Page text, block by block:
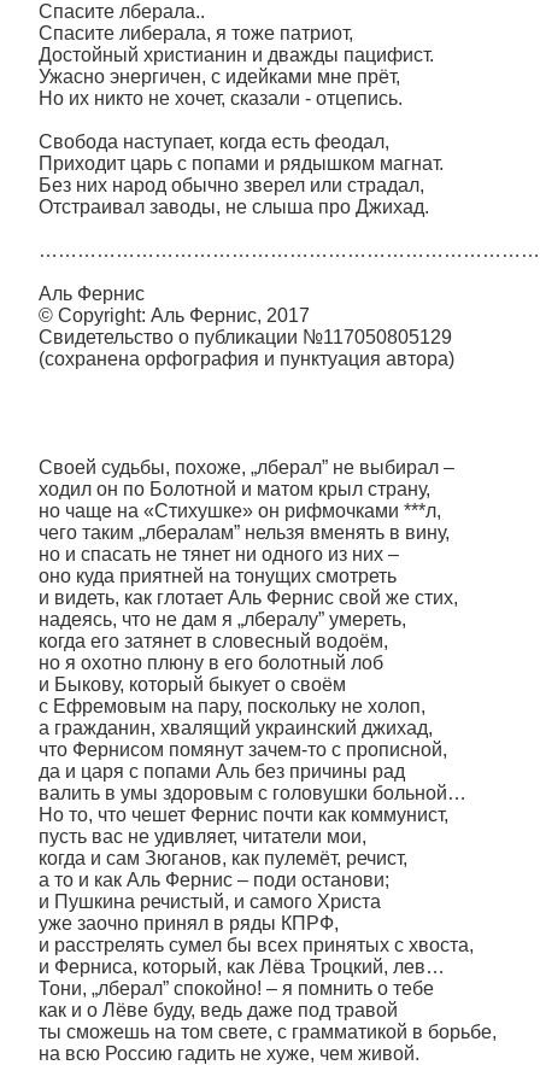
Спасите лберала..
Спасите либерала, я тоже патриот,
Достойный христианин и дважды пацифист.
Ужасно энергичен, с идейками мне прёт,
Но их никто не хочет, сказали - отцепись.
Свобода наступает, когда есть феодал,
Приходит царь с попами и рядышком магнат.
Без них народ обычно зверел или страдал,
Отстраивал заводы, не слыша про Джихад.
Аль Фернис
© Copyright: Аль Фернис, 2017
Свидетельство о публикации №117050805129
(сохранена орфография и пунктуация автора)
Своей судьбы, похоже, „лберал” не выбирал –
ходил он по Болотной и матом крыл страну,
но чаще на «Стихушке» он рифмочками ***л,
чего таким „лбералам” нельзя вменять в вину,
но и спасать не тянет ни одного из них –
оно куда приятней на тонущих смотреть
и видеть, как глотает Аль Фернис свой же стих,
надеясь, что не дам я „лбералу” умереть,
когда его затянет в словесный водоём,
но я охотно плюну в его болотный лоб
и Быкову, который быкует о своём
с Ефремовым на пару, поскольку не холоп,
а гражданин, хвалящий украинский джихад,
что Фернисом помянут зачем-то с прописной,
да и царя с попами Аль без причины рад
валить в умы здоровым с головушки больной…
Но то, что чешет Фернис почти как коммунист,
пусть вас не удивляет, читатели мои,
когда и сам Зюганов, как пулемёт, речист,
а то и как Аль Фернис – поди останови;
и Пушкина речистый, и самого Христа
уже заочно принял в ряды КПРФ,
и расстрелять сумел бы всех принятых с хвоста,
и Ферниса, который, как Лёва Троцкий, лев…
Тони, „лберал” спокойно! – я помнить о тебе
как и о Лёве буду, ведь даже под травой
ты сможешь на том свете, с грамматикой в борьбе,
на всю Россию гадить не хуже, чем живой.